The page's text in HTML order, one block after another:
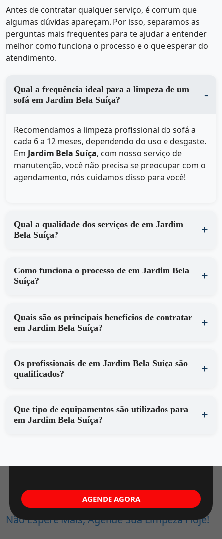
Antes de contratar qualquer serviço, é comum que
algumas dúvidas apareçam. Por isso, separamos as
perguntas mais frequentes para te ajudar a entender
melhor como funciona o processo e o que esperar do
atendimento.
Qual a frequência ideal para a limpeza de um
sofá em Jardim Bela Suíça?
Recomendamos a limpeza profissional do sofá a
cada 6 a 12 meses, dependendo do uso e desgaste.
Em Jardim Bela Suíça, com nosso serviço de
manutenção, você não precisa se preocupar com o
agendamento, nós cuidamos disso para você!
Qual a qualidade dos serviços de em Jardim
Bela Suíça?
Como funciona o processo de em Jardim Bela
Suíça?
Quais são os principais benefícios de contratar
em Jardim Bela Suíça?
Os profissionais de em Jardim Bela Suíça são
qualificados?
Que tipo de equipamentos são utilizados para
em Jardim Bela Suíça?
Não Espere Mais, Agende Sua Limpeza Hoje!
AGENDE AGORA